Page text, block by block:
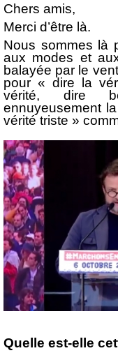
Chers amis,
Merci d’être là.
Nous sommes là
aux modes et
balayée par le
pour « dire la
vérité, dire
ennuyeusement
vérité triste »
Quelle est-elle